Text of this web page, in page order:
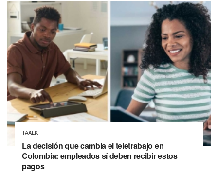
TAALK
La decisión que cambia el teletrabajo en
Colombia: empleados sí deben recibir estos
pagos